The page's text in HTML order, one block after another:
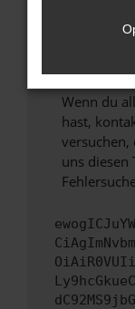
führen,
Wenn du
hast,
versuchen,
uns diesen